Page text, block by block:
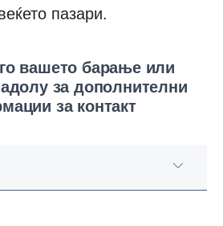
пазари.
за дополнителни
за контакт